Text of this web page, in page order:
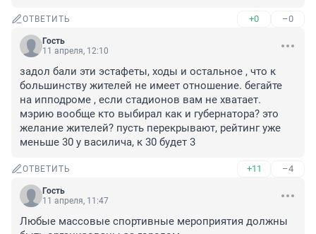
ОТВЕТИТЬ +0 –0
Гость
11 апреля, 12:10
задол бали эти эстафеты, ходы и остальное , что к
большинству жителей не имеет отношение. бегайте
на ипподроме , если стадионов вам не хватает.
мэрию вообще кто выбирал как и губернатора? это
желание жителей? пусть перекрывают, рейтинг уже
меньше 30 у василича, к 30 будет 3
ОТВЕТИТЬ +11 –4
Гость
11 апреля, 11:47
Любые массовые спортивные мероприятия должны